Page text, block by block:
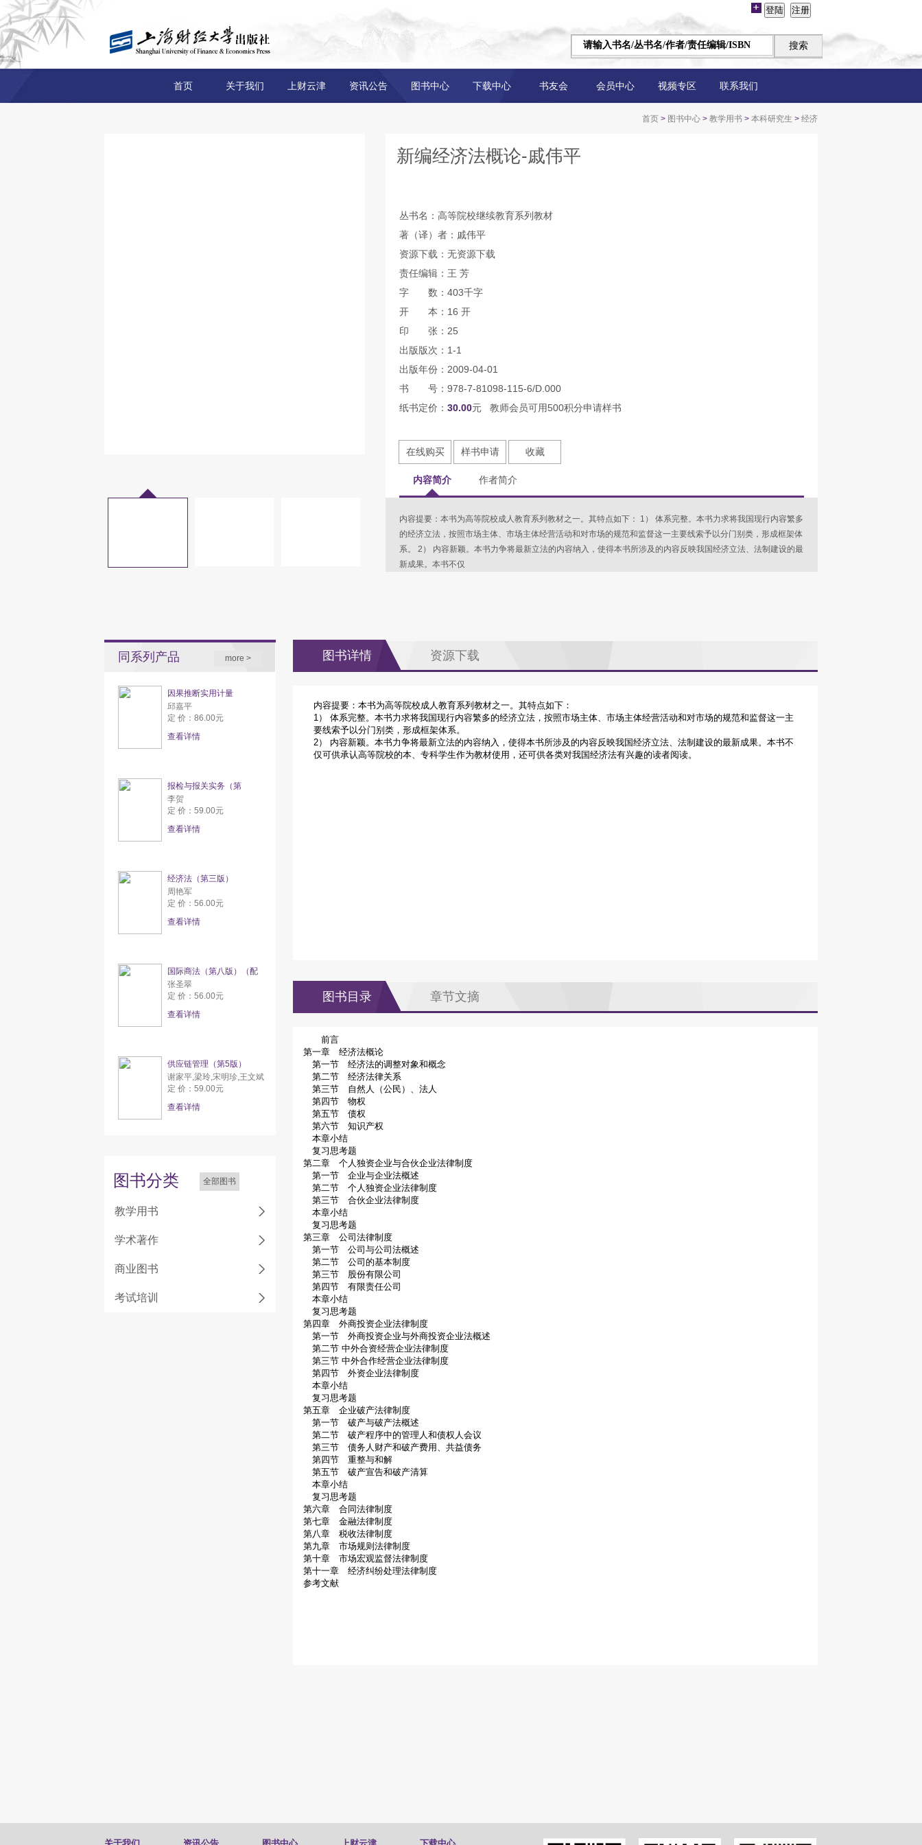
首页 关于我们 上财云津 资讯公告 图书中心 下载中心 书友会 会员中心 视频专区 联系我们
首页 > 图书中心 > 教学用书 > 本科研究生 > 经济
新编经济法概论-戚伟平
丛书名：高等院校继续教育系列教材
著（译）者：戚伟平
资源下载：无资源下载
责任编辑：王 芳
字 数：403千字
开 本：16 开
印 张：25
出版版次：1-1
出版年份：2009-04-01
书 号：978-7-81098-115-6/D.000
纸书定价： 30.00元 教师会员可用500积分申请样书
在线购买 样书申请 收藏
内容简介 作者简介
内容提要：本书为高等院校成人教育系列教材之一。其特点如下： 1） 体系完整。本书力求将我国现行内容繁多
的经济立法，按照市场主体、市场主体经营活动和对市场的规范和监督这一主要线索予以分门别类，形成框架体
系。 2） 内容新颖。本书力争将最新立法的内容纳入，使得本书所涉及的内容反映我国经济立法、法制建设的最
新成果。本书不仅
同系列产品 more >
因果推断实用计量
邱嘉平
定 价：86.00元
查看详情
报检与报关实务（第
李贺
定 价：59.00元
查看详情
经济法（第三版）
周艳军
定 价：56.00元
查看详情
国际商法（第八版）（配
张圣翠
定 价：56.00元
查看详情
供应链管理（第5版）
谢家平,梁玲,宋明珍,王文斌
定 价：59.00元
查看详情
图书分类 全部图书
教学用书
学术著作
商业图书
考试培训
图书详情 资源下载
内容提要：本书为高等院校成人教育系列教材之一。其特点如下：
1） 体系完整。本书力求将我国现行内容繁多的经济立法，按照市场主体、市场主体经营活动和对市场的规范和监督这一主
要线索予以分门别类，形成框架体系。
2） 内容新颖。本书力争将最新立法的内容纳入，使得本书所涉及的内容反映我国经济立法、法制建设的最新成果。本书不
仅可供承认高等院校的本、专科学生作为教材使用，还可供各类对我国经济法有兴趣的读者阅读。
图书目录 章节文摘
前言
第一章 经济法概论
第一节 经济法的调整对象和概念
第二节 经济法律关系
第三节 自然人（公民）、法人
第四节 物权
第五节 债权
第六节 知识产权
本章小结
复习思考题
第二章 个人独资企业与合伙企业法律制度
第一节 企业与企业法概述
第二节 个人独资企业法律制度
第三节 合伙企业法律制度
本章小结
复习思考题
第三章 公司法律制度
第一节 公司与公司法概述
第二节 公司的基本制度
第三节 股份有限公司
第四节 有限责任公司
本章小结
复习思考题
第四章 外商投资企业法律制度
第一节 外商投资企业与外商投资企业法概述
第二节 中外合资经营企业法律制度
第三节 中外合作经营企业法律制度
第四节 外资企业法律制度
本章小结
复习思考题
第五章 企业破产法律制度
第一节 破产与破产法概述
第二节 破产程序中的管理人和债权人会议
第三节 债务人财产和破产费用、共益债务
第四节 重整与和解
第五节 破产宣告和破产清算
本章小结
复习思考题
第六章 合同法律制度
第七章 金融法律制度
第八章 税收法律制度
第九章 市场规则法律制度
第十章 市场宏观监督法律制度
第十一章 经济纠纷处理法律制度
参考文献